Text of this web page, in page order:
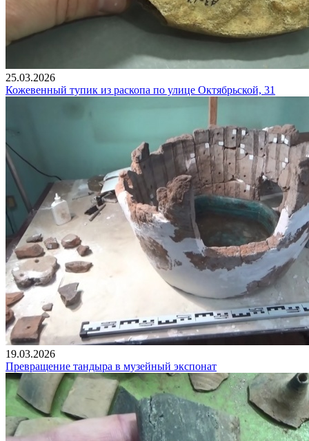
25.03.2026
Кожевенный тупик из раскопа по улице Октябрьской, 31
19.03.2026
Превращение тандыра в музейный экспонат